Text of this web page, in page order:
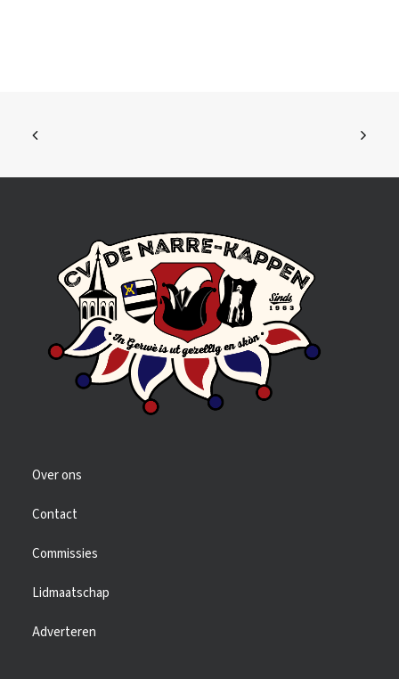
Over ons
Contact
Commissies
Lidmaatschap
Adverteren